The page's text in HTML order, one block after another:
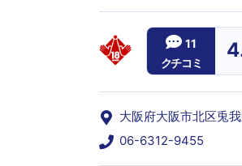
11
クチコミ
大阪府大阪市北区兎
06-6312-9455